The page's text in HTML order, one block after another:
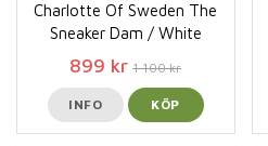
Charlotte Of Sweden The
Sneaker Dam / White
899 kr 1 100 kr
INFO KÖP